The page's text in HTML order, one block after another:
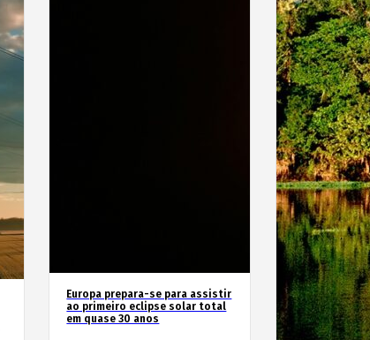
Europa prepara-se para assistir
ao primeiro eclipse solar total
em quase 30 anos